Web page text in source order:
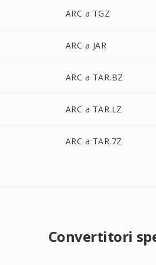
ARC a TGZ
ARC a JAR
ARC a TAR.BZ
ARC a TAR.LZ
ARC a TAR.7Z
Convertitori